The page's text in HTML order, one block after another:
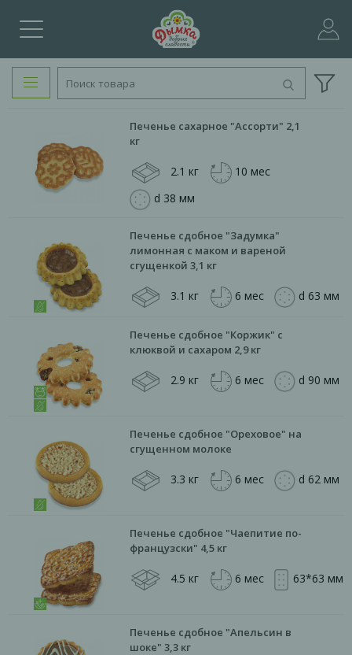
Печенье сахарное "Ассорти" 2,1
кг
2.1 кг
10 мес
d 38 мм
Печенье сдобное "Задумка"
лимонная с маком и вареной
сгущенкой 3,1 кг
3.1 кг 6 мес d 63 мм
Печенье сдобное "Коржик" с
клюквой и сахаром 2,9 кг
2.9 кг 6 мес d 90 мм
Печенье сдобное "Ореховое" на
сгущенном молоке
3.3 кг 6 мес d 62 мм
Печенье сдобное "Чаепитие по-
французски" 4,5 кг
4.5 кг 6 мес 63*63 мм
Печенье сдобное "Апельсин в
шоке" 3,3 кг